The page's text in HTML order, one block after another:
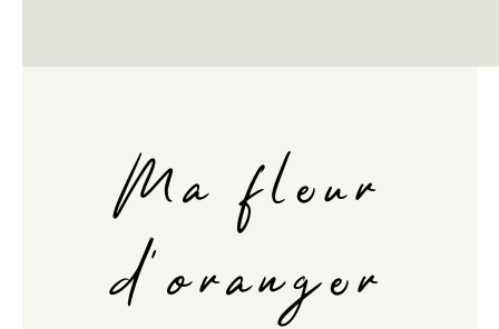
Ma fleur
d'oranger